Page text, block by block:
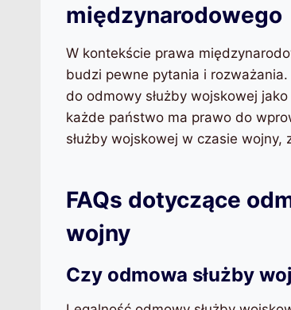
międzynarodowego
W kontekście prawa
budzi pewne pytania i
do odmowy służby wojskowej
każde państwo ma prawo do
służby wojskowej w czasie wojny,
FAQs dotyczące
wojny
Czy odmowa służby